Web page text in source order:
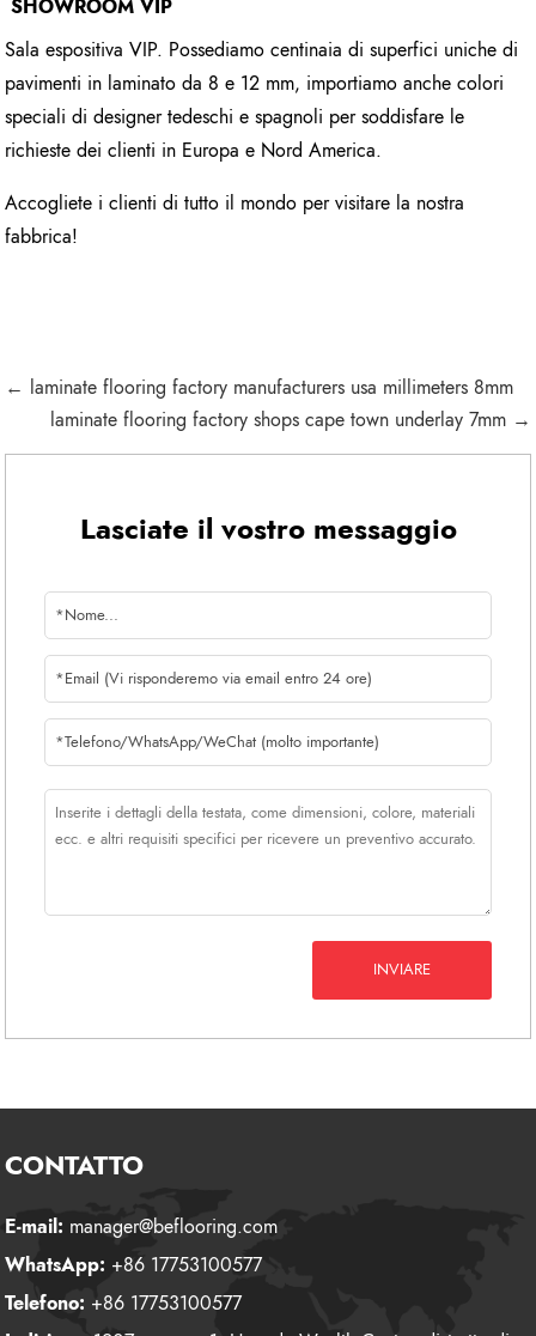
SHOWROOM VIP
Sala espositiva VIP. Possediamo centinaia di superfici uniche di
pavimenti in laminato da 8 e 12 mm, importiamo anche colori
speciali di designer tedeschi e spagnoli per soddisfare le
richieste dei clienti in Europa e Nord America.
Accogliete i clienti di tutto il mondo per visitare la nostra
fabbrica!
← laminate flooring factory manufacturers usa millimeters 8mm
laminate flooring factory shops cape town underlay 7mm →
Lasciate il vostro messaggio
INVIARE
CONTATTO
E-mail: manager@beflooring.com
WhatsApp: +86 17753100577
Telefono: +86 17753100577